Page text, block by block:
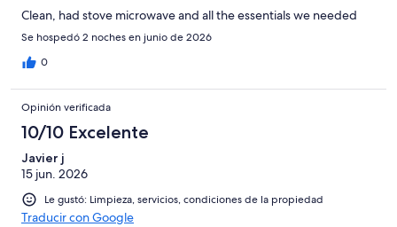
Clean, had stove microwave and all the essentials we needed
Se hospedó 2 noches en junio de 2026
0
Opinión verificada
10/10 Excelente
Javier j
15 jun. 2026
Le gustó: Limpieza, servicios, condiciones de la propiedad
Traducir con Google